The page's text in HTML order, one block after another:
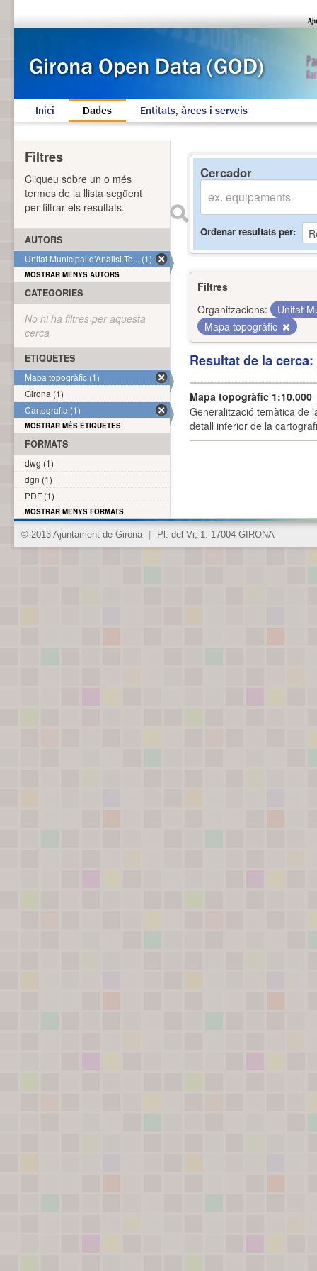
Inici Dades Entitats, àrees i serveis
Cercador
Ordenar resultats per
Filtres
Organitzacions:
Unitat
Mapa topogràfic
Resultat de la
Mapa topogràfic 1:10.000
Generalització temàtica de
detall inferior de la
Filtres
Cliqueu sobre un o més
termes de la llista següent
per filtrar els resultats.
AUTORS
Unitat Municipal d'Anàlisi Te... (1)
MOSTRAR MENYS AUTORS
CATEGORIES
No hi ha filtres per aquesta
cerca
ETIQUETES
Mapa topogràfic (1)
Girona (1)
Cartografia (1)
MOSTRAR MÉS ETIQUETES
FORMATS
dwg (1)
dgn (1)
PDF (1)
MOSTRAR MENYS FORMATS
© 2013 Ajuntament de Girona Pl. del Vi, 1. 17004 GIRONA